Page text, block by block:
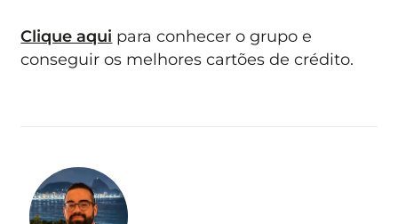
Clique aqui para conhecer o grupo e
conseguir os melhores cartões de crédito.